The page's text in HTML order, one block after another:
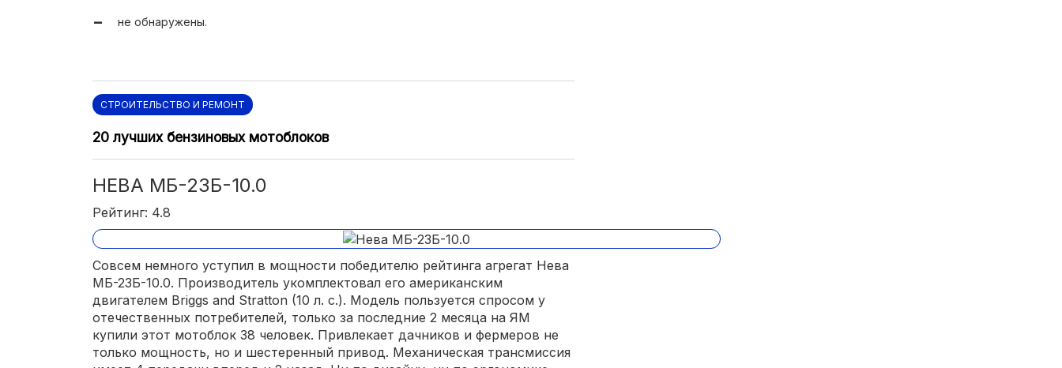
не обнаружены.
СТРОИТЕЛЬСТВО И РЕМОНТ
20 лучших бензиновых мотоблоков
НЕВА МБ-23Б-10.0
Рейтинг: 4.8
Совсем немного уступил в мощности победителю рейтинга агрегат Нева
МБ-23Б-10.0. Производитель укомплектовал его американским
двигателем Briggs and Stratton (10 л. с.). Модель пользуется спросом у
отечественных потребителей, только за последние 2 месяца на ЯМ
купили этот мотоблок 38 человек. Привлекает дачников и фермеров не
только мощность, но и шестеренный привод. Механическая трансмиссия